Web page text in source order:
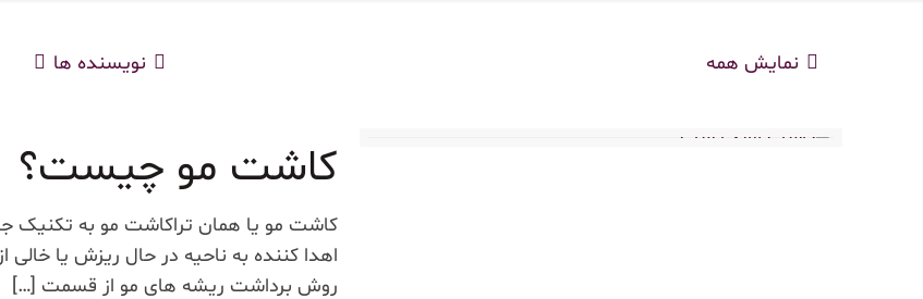
نویسنده ها نمایش همه
کاشت مو چیست؟
کاشت مو یا همان تراکاشت مو به تکنیک
اهدا کننده به ناحیه در حال ریزش یا
روش برداشت ریشه های مو از قسمت[…]